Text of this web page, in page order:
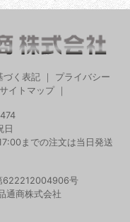
づく表記
プライバシー
サイトマップ｜
日
までの注文は当日発送
号
通商株式会社